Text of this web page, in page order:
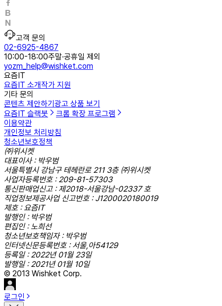
고객 문의
02-6925-4867
10:00-18:00주말·공휴일 제외
yozm_help@wishket.com
요즘IT
요즘IT 소개작가 지원
기타 문의
콘텐츠 제안하기 광고 상품 보기
요즘IT 슬랙봇
크롬 확장 프로그램
이용약관
개인정보 처리방침
청소년보호정책
㈜위시켓
대표이사 : 박우범
서울특별시 강남구 테헤란로 211 3층 ㈜위시켓
사업자등록번호 : 209-81-57303
통신판매업신고 : 제2018-서울강남-02337 호
직업정보제공사업 신고번호 : J1200020180019
제호 : 요즘IT
발행인 : 박우범
편집인 : 노희선
청소년보호책임자 : 박우범
인터넷신문등록번호 : 서울,아54129
등록일 : 2022년 01월 23일
발행일 : 2021년 01월 10일
© 2013 Wishket Corp.
로그인